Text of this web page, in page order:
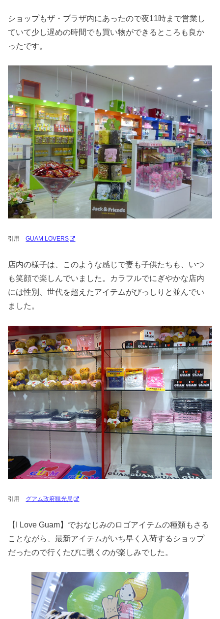
ショップもザ・プラザ内にあったので夜11時まで営業し
ていて少し遅めの時間でも買い物ができるところも良か
ったです。
引用GUAM LOVERS
店内の様子は、このような感じで妻も子供たちも、いつ
も笑顔で楽しんでいました。カラフルでにぎやかな店内
には性別、世代を超えたアイテムがびっしりと並んでい
ました。
引用 グアム政府観光局
【I Love Guam】でおなじみのロゴアイテムの種類もさる
ことながら、最新アイテムがいち早く入荷するショップ
だったので行くたびに覗くのが楽しみでした。